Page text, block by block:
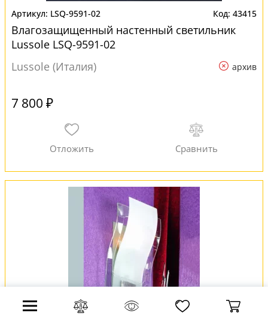
LSQ-9591-02 43415
Влагозащищенный настенный светильник
Lussole LSQ-9591-02
Lussole (Италия)
архив
7 800 ₽